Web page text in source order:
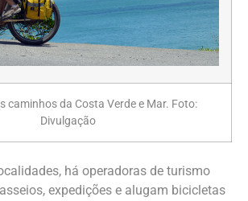
caminhos da Costa Verde e Mar. Foto:
Divulgação
há operadoras de turismo
expedições e alugam bicicletas